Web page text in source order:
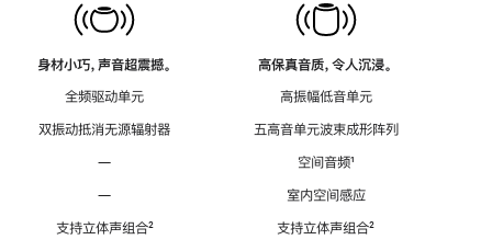
身材小巧，声音超震撼。
全频驱动单元
双振动抵消无源辐射器
—
—
支持立体声组合脚
²
高保真音质，令人沉浸。
高振幅低音单元
五高音单元波束成形阵列
空间音频脚
¹
室内空间感应
支持立体声组合脚
²